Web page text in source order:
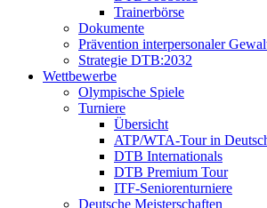
Trainerbörse
Dokumente
Prävention interpersonaler
Strategie DTB:2032
Wettbewerbe
Olympische Spiele
Turniere
Übersicht
ATP/WTA-Tour in
DTB Internationals
DTB Premium Tour
ITF-Seniorenturniere
Deutsche Meisterschaften